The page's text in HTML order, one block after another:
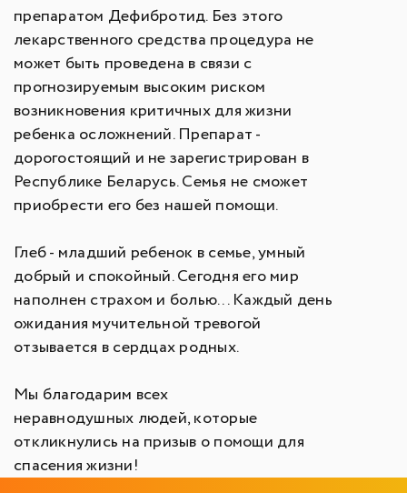
препаратом Дефибротид. Без этого
лекарственного средства процедура не
может быть проведена в связи с
прогнозируемым высоким риском
возникновения критичных для жизни
ребенка осложнений. Препарат -
дорогостоящий и не зарегистрирован в
Республике Беларусь. Семья не сможет
приобрести его без нашей помощи.
Глеб - младший ребенок в семье, умный
добрый и спокойный. Сегодня его мир
наполнен страхом и болью... Каждый день
ожидания мучительной тревогой
отзывается в сердцах родных.
Мы благодарим всех
неравнодушных людей, которые
откликнулись на призыв о помощи для
спасения жизни!